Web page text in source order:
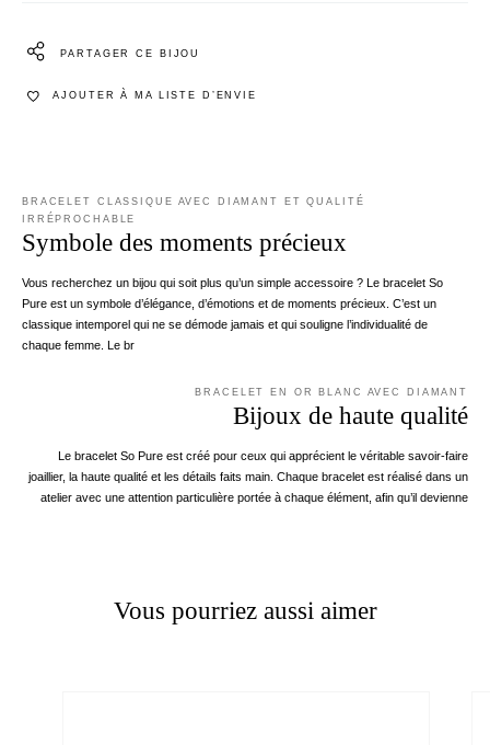
PARTAGER CE BIJOU
AJOUTER À MA LISTE D’ENVIE
BRACELET CLASSIQUE AVEC DIAMANT ET QUALITÉ
IRRÉPROCHABLE
Symbole des moments précieux
Vous recherchez un bijou qui soit plus qu’un simple accessoire ? Le bracelet So
Pure est un symbole d’élégance, d’émotions et de moments précieux. C’est un
classique intemporel qui ne se démode jamais et qui souligne l’individualité de
chaque femme. Le br
BRACELET EN OR BLANC AVEC DIAMANT
Bijoux de haute qualité
Le bracelet So Pure est créé pour ceux qui apprécient le véritable savoir-faire
joaillier, la haute qualité et les détails faits main. Chaque bracelet est réalisé dans un
atelier avec une attention particulière portée à chaque élément, afin qu’il devienne
Vous pourriez aussi aimer